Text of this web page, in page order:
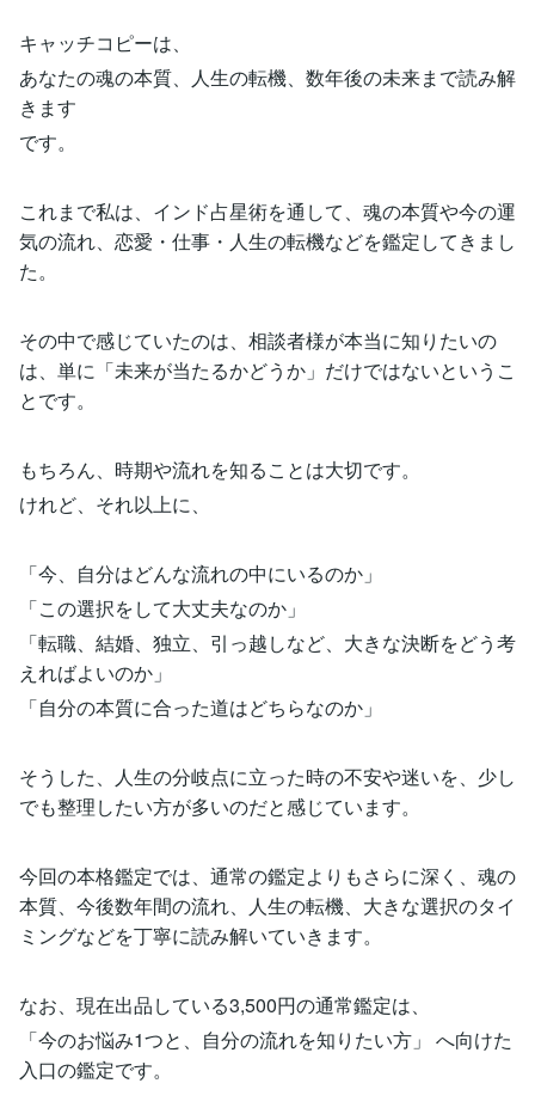
キャッチコピーは、
あなたの魂の本質、人生の転機、数年後の未来まで読み解
きます
です。
これまで私は、インド占星術を通して、魂の本質や今の運
気の流れ、恋愛・仕事・人生の転機などを鑑定してきまし
た。
その中で感じていたのは、相談者様が本当に知りたいの
は、単に「未来が当たるかどうか」だけではないというこ
とです。
もちろん、時期や流れを知ることは大切です。
けれど、それ以上に、
「今、自分はどんな流れの中にいるのか」
「この選択をして大丈夫なのか」
「転職、結婚、独立、引っ越しなど、大きな決断をどう考
えればよいのか」
「自分の本質に合った道はどちらなのか」
そうした、人生の分岐点に立った時の不安や迷いを、少し
でも整理したい方が多いのだと感じています。
今回の本格鑑定では、通常の鑑定よりもさらに深く、魂の
本質、今後数年間の流れ、人生の転機、大きな選択のタイ
ミングなどを丁寧に読み解いていきます。
なお、現在出品している3,500円の通常鑑定は、
「今のお悩み1つと、自分の流れを知りたい方」 へ向けた
入口の鑑定です。